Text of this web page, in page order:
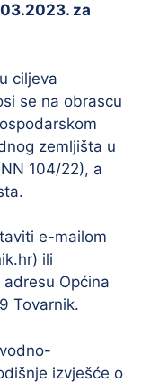
za
ciljeva
se na obrascu
zemljišta u
104/22), a
e-mailom
ili
Općina
Tovarnik.
izvješće o